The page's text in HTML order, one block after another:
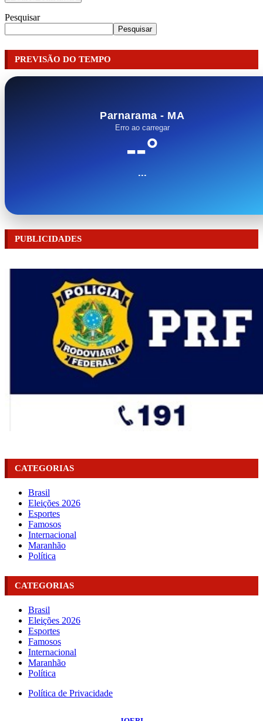
Pesquisar
Pesquisar
PREVISÃO DO TEMPO
Parnarama - MA
Erro ao carregar
--°
...
PUBLICIDADES
CATEGORIAS
Brasil
Eleições 2026
Esportes
Famosos
Internacional
Maranhão
Política
CATEGORIAS
Brasil
Eleições 2026
Esportes
Famosos
Internacional
Maranhão
Política
Política de Privacidade